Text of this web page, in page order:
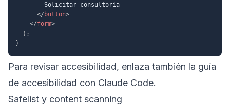
        Solicitar consultoría
</ button>
</form>
) ;
}
Para revisar accesibilidad, enlaza también la guía
de accesibilidad con Claude Code.
Safelist y content scanning